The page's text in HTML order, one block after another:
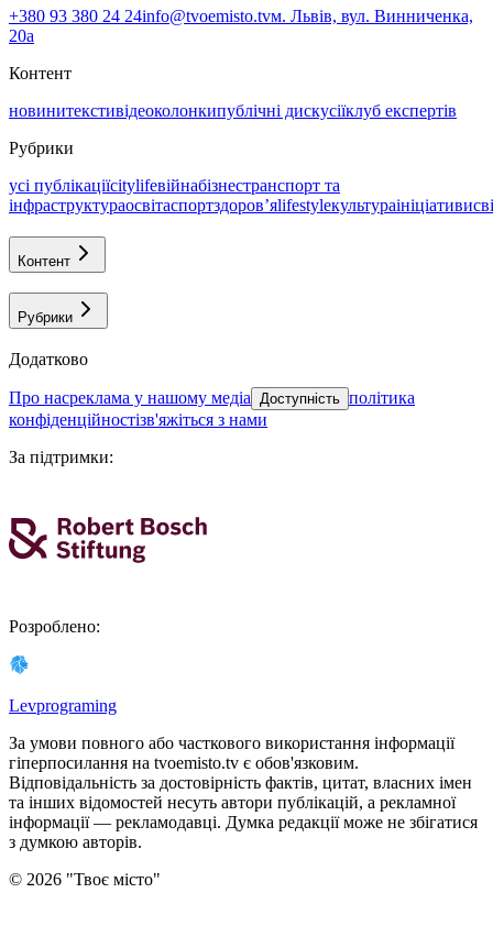
+380 93 380 24 24info@tvoemisto.tvм. Львів, вул. Винниченка,
20а
Контент
новинитекстивідеоколонкипублічні дискусіїклуб експертів
Рубрики
усі публікаціїcitylifeвійнабізнестранспорт та
інфраструктураосвітаспортздоровʼяlifestyleкультураініціативи
Контент
Рубрики
Додатково
про насреклама у нашому медіа Доступність політика
конфіденційностізв'яжіться з нами
За підтримки:
Розроблено:
Levprograming
За умови повного або часткового використання iнформацiї
гіперпосилання на tvoemisto.tv є обов'язковим.
Відповідальність за достовірність фактів, цитат, власних імен
та інших відомостей несуть автори публікацій, а рекламної
інформації — рекламодавці. Думка редакцiї може не збiгатися
з думкою авторiв.
© 2026 "Твоє місто"